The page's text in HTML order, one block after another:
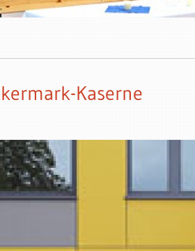
Kaserne